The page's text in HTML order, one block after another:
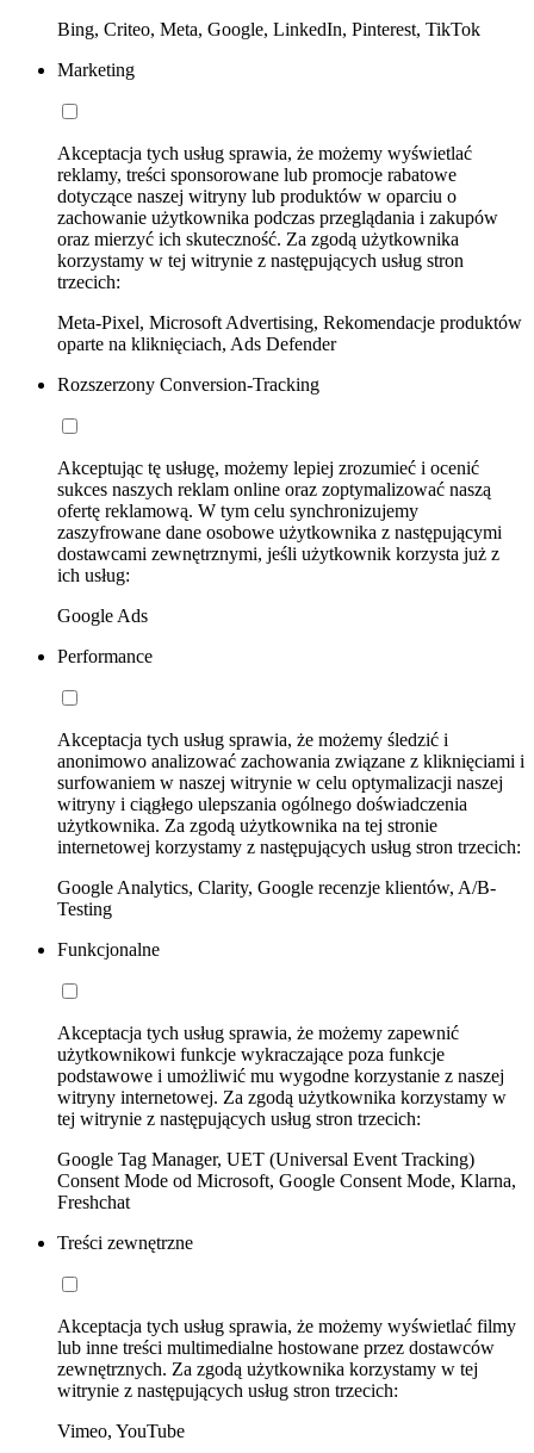
Bing, Criteo, Meta, Google, LinkedIn, Pinterest, TikTok
Marketing
Akceptacja tych usług sprawia, że możemy wyświetlać
reklamy, treści sponsorowane lub promocje rabatowe
dotyczące naszej witryny lub produktów w oparciu o
zachowanie użytkownika podczas przeglądania i zakupów
oraz mierzyć ich skuteczność. Za zgodą użytkownika
korzystamy w tej witrynie z następujących usług stron
trzecich:
Meta-Pixel, Microsoft Advertising, Rekomendacje produktów
oparte na kliknięciach, Ads Defender
Rozszerzony Conversion-Tracking
Akceptując tę usługę, możemy lepiej zrozumieć i ocenić
sukces naszych reklam online oraz zoptymalizować naszą
ofertę reklamową. W tym celu synchronizujemy
zaszyfrowane dane osobowe użytkownika z następującymi
dostawcami zewnętrznymi, jeśli użytkownik korzysta już z
ich usług:
Google Ads
Performance
Akceptacja tych usług sprawia, że możemy śledzić i
anonimowo analizować zachowania związane z kliknięciami i
surfowaniem w naszej witrynie w celu optymalizacji naszej
witryny i ciągłego ulepszania ogólnego doświadczenia
użytkownika. Za zgodą użytkownika na tej stronie
internetowej korzystamy z następujących usług stron trzecich:
Google Analytics, Clarity, Google recenzje klientów, A/B-
Testing
Funkcjonalne
Akceptacja tych usług sprawia, że możemy zapewnić
użytkownikowi funkcje wykraczające poza funkcje
podstawowe i umożliwić mu wygodne korzystanie z naszej
witryny internetowej. Za zgodą użytkownika korzystamy w
tej witrynie z następujących usług stron trzecich:
Google Tag Manager, UET (Universal Event Tracking)
Consent Mode od Microsoft, Google Consent Mode, Klarna,
Freshchat
Treści zewnętrzne
Akceptacja tych usług sprawia, że możemy wyświetlać filmy
lub inne treści multimedialne hostowane przez dostawców
zewnętrznych. Za zgodą użytkownika korzystamy w tej
witrynie z następujących usług stron trzecich:
Vimeo, YouTube